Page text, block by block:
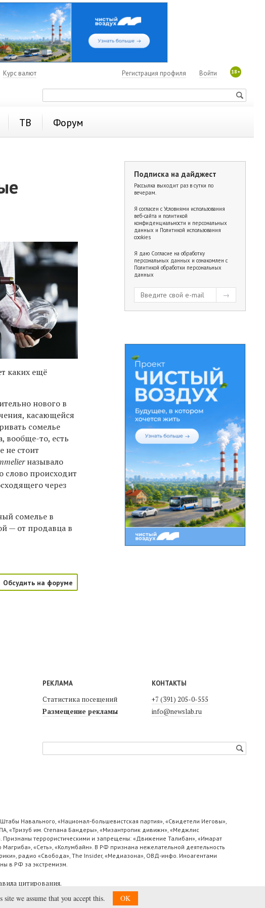
Курс валют 18+
Войти
Регистрация профиля
ТВ Форум
каких ещё
нового в
касающейся
сомелье
вообще-то, есть
не стоит
называло
слово происходит
через
сомелье в
— от продавца в
Обсудить на форуме
Подписка на дайджест
Рассылка выходит раз в сутки по
вечерам.
Я согласен с Условиями использования
веб-сайта и политикой
конфиденциальности и персональных
данных и Политикой использования
cookies
Я даю Согласие на обработку
персональных данных и ознакомлен с
Политикой обработки персональных
данных
РЕКЛАМА
Статистика посещений
Размещение рекламы
КОНТАКТЫ
+7 (391) 205-0-555
info@newslab.ru
Навального, «Национал-большевистская партия», «Свидетели Иеговы»,
«Тризуб им. Степана Бандеры», «Мизантропик дивижн», «Меджлис
Признаны террористическими и запрещены: «Движение Талибан», «Имарат
«Сеть», «Колумбайн». В РФ признана нежелательной деятельность
радио «Свобода», The Insider, «Медиазона», ОВД-инфо. Иноагентами
в РФ за экстремизм.
цитирования.
we assume that you accept this. OK